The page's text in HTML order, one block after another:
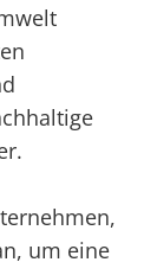
um eine